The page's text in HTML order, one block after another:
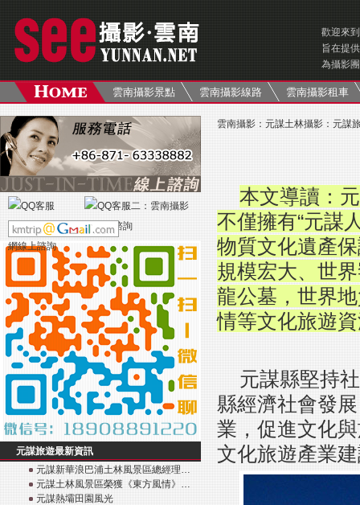
歡迎來
旨在提供
為攝影
雲南攝影景點 雲南攝影線路 雲南攝影租車
元謀旅遊最新資訊
元謀新華浪巴浦土林風景區總經理…
元謀土林風景區榮獲《東方風情》…
元謀熱壩田園風光
雲南攝影 ： 元謀土林攝影 ： 元謀
本文導讀：
不僅擁有“元謀
物質文化遺產
規模宏大、世
龍公墓，世界
情等文化旅遊
元謀縣堅持
縣經濟社會發
業，促進文化
文化旅遊產業